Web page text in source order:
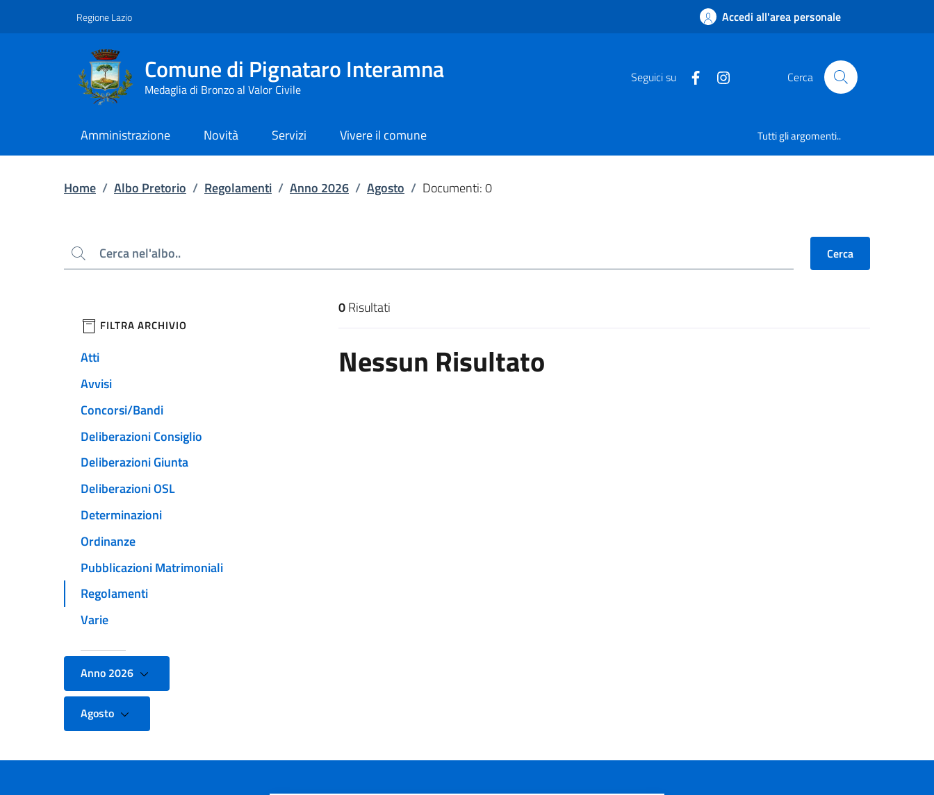
Regione Lazio Accedi all'area personale
Comune di Pignataro Interamna
Medaglia di Bronzo al Valor Civile
Seguici su Cerca
Amministrazione Novità Servizi Vivere il comune Tutti gli argomenti..
Home / Albo Pretorio / Regolamenti / Anno 2026 / Agosto / Documenti: 0
Cerca Cerca
filtri da applicare
FILTRA ARCHIVIO
Atti
Avvisi
Concorsi/Bandi
Deliberazioni Consiglio
Deliberazioni Giunta
Deliberazioni OSL
Determinazioni
Ordinanze
Pubblicazioni Matrimoniali
Regolamenti
Varie
Anno 2026
Agosto
Risultati di ricerca
0Risultati
Nessun Risultato